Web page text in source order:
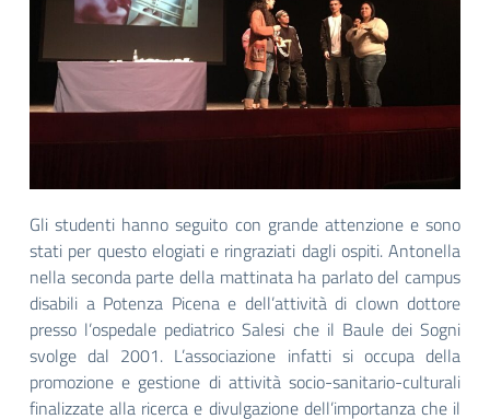
Gli studenti hanno seguito con grande attenzione e sono
stati per questo elogiati e ringraziati dagli ospiti. Antonella
nella seconda parte della mattinata ha parlato del campus
disabili a Potenza Picena e dell’attività di clown dottore
presso l’ospedale pediatrico Salesi che il Baule dei Sogni
svolge dal 2001. L’associazione infatti si occupa della
promozione e gestione di attività socio-sanitario-culturali
finalizzate alla ricerca e divulgazione dell’importanza che il